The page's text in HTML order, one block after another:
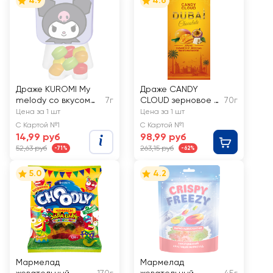
Драже KUROMI My
melody со вкусом
фруктового ассорти
7г
Цена за 1 шт
С Картой №1
14,99 руб
52,63 руб -71%
Драже CANDY
CLOUD зерновое в
белой шоколадной
глазури со вкусом
манго и маракуйя
70г
Цена за 1 шт
С Картой №1
98,99 руб
263,15 руб -62%
5.0
Мармелад
4.2
Мармелад